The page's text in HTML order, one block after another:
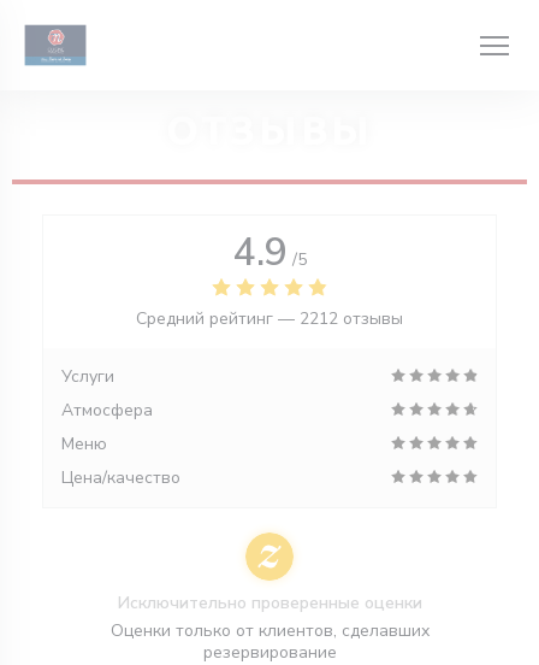
4.9 /5
Средний рейтинг — 2212 отзывы
Услуги
Атмосфера
Меню
Цена/качество
Исключительно проверенные оценки
Оценки только от клиентов, сделавших
резервирование